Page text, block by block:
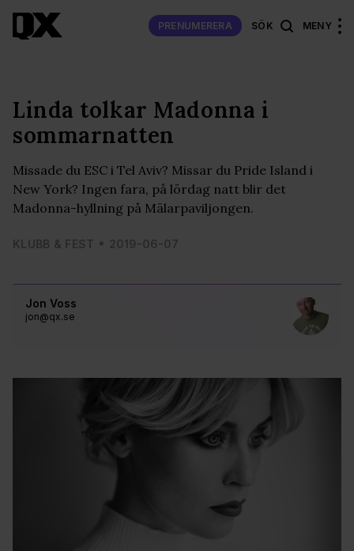
PRENUMERERA SÖK MENY
Jon Voss
jon@qx.se
Linda tolkar Madonna i
sommarnatten
Missade du ESC i Tel Aviv? Missar du Pride Island i
New York? Ingen fara, på lördag natt blir det
Madonna-hyllning på Mälarpaviljongen.
KLUBB & FEST 2019-06-07